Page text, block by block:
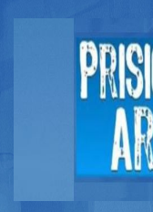
Buscador
Documentos